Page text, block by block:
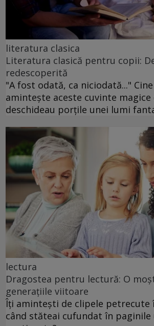
literatura clasica
Literatura clasică pentru copii:
redescoperită
"A fost odată, ca niciodată..."
amintește aceste cuvinte magice
deschideau porțile unei lumi
lectura
Dragostea pentru lectură: O
generațiile viitoare
Îți amintești de clipele petrecute
când stăteai cufundat în paginile